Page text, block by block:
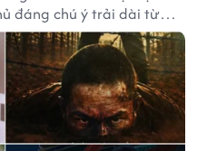
đáng chú ý trải dài từ
dị cung đấu.